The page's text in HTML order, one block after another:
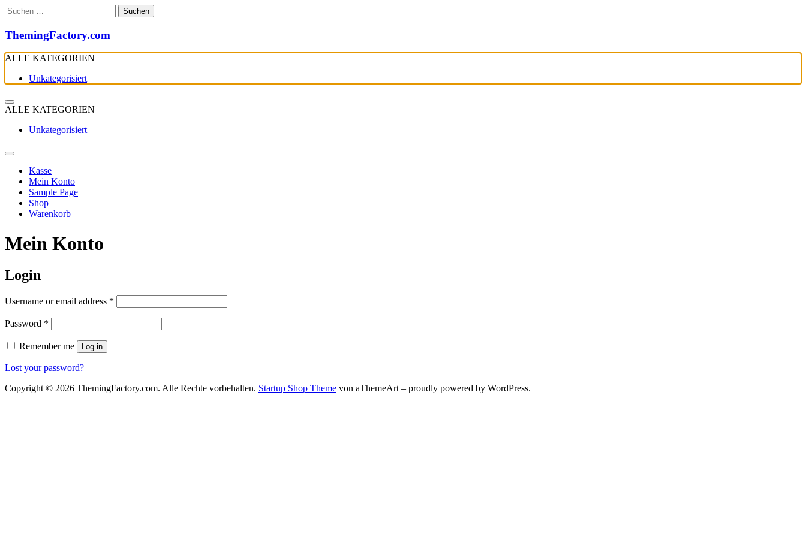
Zum
Inhalt
springen
Suchen
nach:
ThemingFactory.com
ALLE KATEGORIEN
Unkategorisiert
ALLE KATEGORIEN
Unkategorisiert
Kasse
Mein Konto
Sample Page
Shop
Warenkorb
Mein Konto
Login
Username or email address *
Password *
Remember me Log in
Lost your password?
Copyright © 2026 ThemingFactory.com. Alle Rechte vorbehalten. Startup Shop Theme von aThemeArt – proudly powered by WordPress.